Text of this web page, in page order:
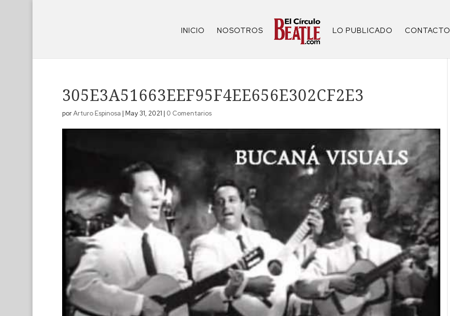
INICIO NOSOTROS LO PUBLICADO CONTACTO
305E3A51663EEF95F4EE656E302CF2E3
porArturo Espinosa | May 31, 2021 | 0 Comentarios